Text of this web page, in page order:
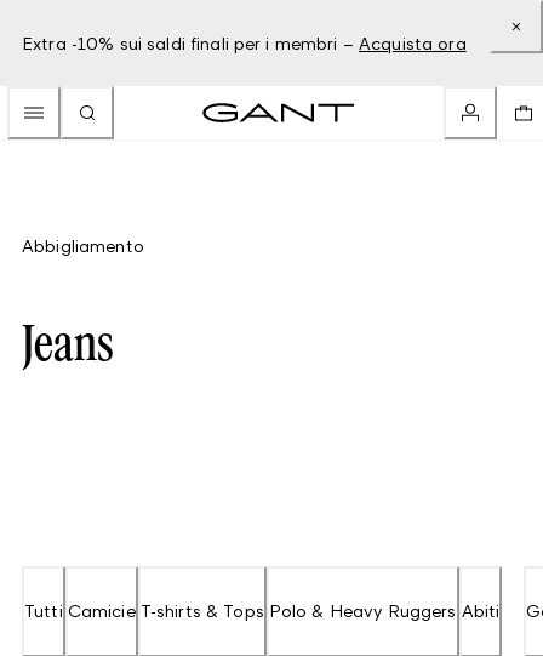
Extra -10% sui saldi finali per i membri – Acquista ora
Abbigliamento
Jeans
Tutti Camicie T-shirts & Tops Polo & Heavy Ruggers Abiti